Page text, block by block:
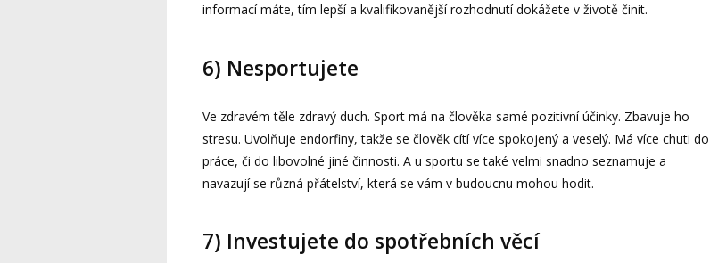
informací máte, tím lepší a kvalifikovanější rozhodnutí dokážete v životě činit.
6) Nesportujete
Ve zdravém těle zdravý duch. Sport má na člověka samé pozitivní účinky. Zbavuje ho
stresu. Uvolňuje endorfiny, takže se člověk cítí více spokojený a veselý. Má více chuti do
práce, či do libovolné jiné činnosti. A u sportu se také velmi snadno seznamuje a
navazují se různá přátelství, která se vám v budoucnu mohou hodit.
7) Investujete do spotřebních věcí